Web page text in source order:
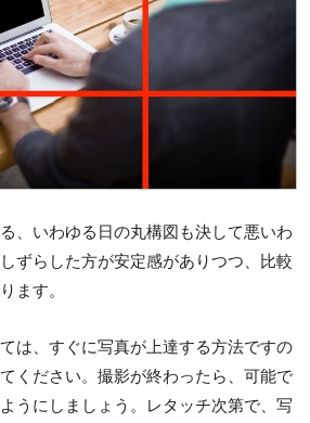
、いわゆる日の丸構図も決して悪いわ
ずらした方が安定感がありつつ、比較
ます。
は、すぐに写真が上達する方法ですの
ください。撮影が終わったら、可能で
うにしましょう。レタッチ次第で、写